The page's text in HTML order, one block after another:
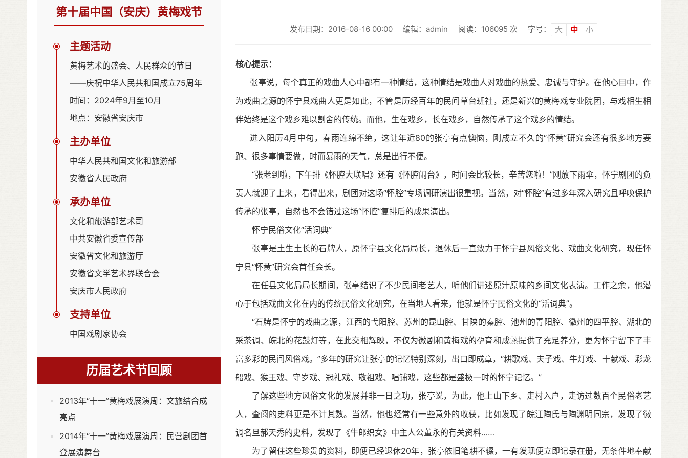
第十届中国（安庆）黄梅戏节
主题活动
黄梅艺术的盛会、人民群众的节日
——庆祝中华人民共和国成立75周年
时间：2024年9月至10月
地点：安徽省安庆市
主办单位
中华人民共和国文化和旅游部
安徽省人民政府
承办单位
文化和旅游部艺术司
中共安徽省委宣传部
安徽省文化和旅游厅
安徽省文学艺术界联合会
安庆市人民政府
支持单位
中国戏剧家协会
历届艺术节回顾
2013年“十一”黄梅戏展演周：文旅结合成
亮点
2014年“十一”黄梅戏展演周：民营剧团首
登展演舞台
发布日期：2016-08-16 00:00 编辑：admin 阅读： 106095 次 字号： 大 中 小
核心提示：
张亭说，每个真正的戏曲人心中都有一种情结，这种情结是戏曲人对戏曲的热爱、忠诚与守护。在他心目中，作
为戏曲之源的怀宁县戏曲人更是如此，不管是历经百年的民间草台班社，还是新兴的黄梅戏专业院团，与戏相生相
伴始终是这个戏乡难以割舍的传统。而他，生在戏乡，长在戏乡，自然传承了这个戏乡的情结。
进入阳历4月中旬，春雨连绵不绝，这让年近80的张亭有点懊恼，刚成立不久的“怀黄”研究会还有很多地方要
跑、很多事情要做，时而暴雨的天气，总是出行不便。
“张老到啦，下午排《怀腔大联唱》还有《怀腔闹台》，时间会比较长，辛苦您啦！”刚放下雨伞，怀宁剧团的负
责人就迎了上来，看得出来，剧团对这场“怀腔”专场调研演出很重视。当然，对“怀腔”有过多年深入研究且呼唤保护
传承的张亭，自然也不会错过这场“怀腔”复排后的成果演出。
怀宁民俗文化“活词典”
张亭是土生土长的石牌人，原怀宁县文化局局长，退休后一直致力于怀宁县风俗文化、戏曲文化研究，现任怀
宁县“怀黄”研究会首任会长。
在任县文化局局长期间，张亭结识了不少民间老艺人，听他们讲述原汁原味的乡间文化表演。工作之余，他潜
心于包括戏曲文化在内的传统民俗文化研究，在当地人看来，他就是怀宁民俗文化的“活词典”。
“石牌是怀宁的戏曲之源，江西的弋阳腔、苏州的昆山腔、甘陕的秦腔、池州的青阳腔、徽州的四平腔、湖北的
采茶调、皖北的花鼓灯等，在此交相辉映，不仅为徽剧和黄梅戏的孕育和成熟提供了充足养分，更为怀宁留下了丰
富多彩的民间风俗戏。”多年的研究让张亭的记忆特别深刻，出口即成章，“耕歌戏、夫子戏、牛灯戏、十献戏、彩龙
船戏、猴王戏、守岁戏、冠礼戏、敬祖戏、唱铺戏，这些都是盛极一时的怀宁记忆。”
了解这些地方风俗文化的发展并非一日之功，张亭说，为此，他上山下乡、走村入户，走访过数百个民俗老艺
人，查阅的史料更是不计其数。当然，他也经常有一些意外的收获，比如发现了皖江陶氏与陶渊明同宗，发现了徽
调名旦郝天秀的史料，发现了《牛郎织女》中主人公董永的有关资料……
为了留住这些珍贵的资料，即便已经退休20年，张亭依旧笔耕不辍，一有发现便立即记录在册，无条件地奉献